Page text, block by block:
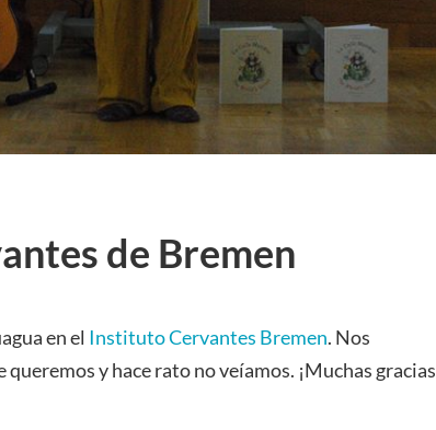
de Bremen
en el Instituto Cervantes Bremen. Nos
y hace rato no veíamos. ¡Muchas gracias